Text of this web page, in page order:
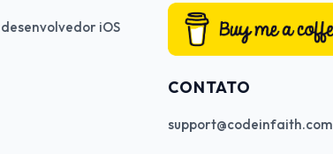
iOS
CONTATO
support@codeinfaith.com